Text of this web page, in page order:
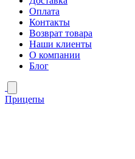
Оплата
Контакты
Возврат товара
Наши клиенты
О компании
Блог
Прицепы